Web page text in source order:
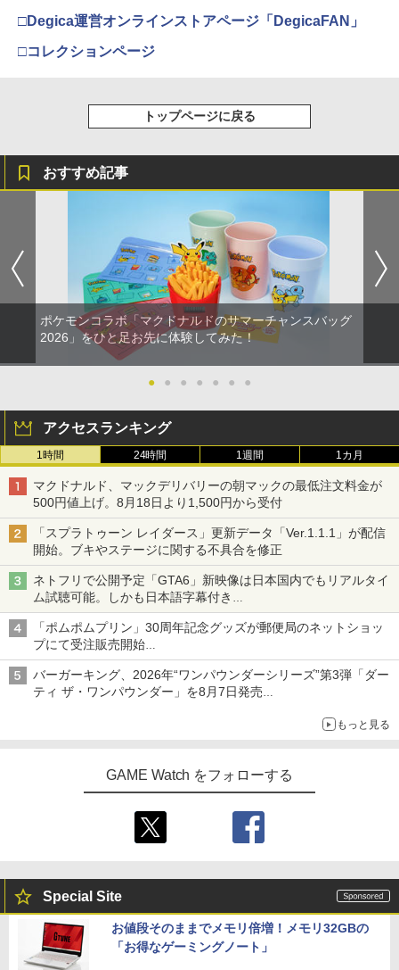
￥3,523
窩座再来 完全生産限定版 [Blu-ray]
【Amazon.co.jp限定】劇場版モノノ怪
第三章 蛇神 (オリジナル特典:オリジナル
巾着＋メーカー特典:【坤と離】二振りの
剣、十翼より来たる！スタジオ描き下ろ
しイラストボード付) [DVD]
￥8,800
□Degica運営オンラインストアページ「DegicaFAN」
□コレクションページ
トップページに戻る
おすすめ記事
ポケモンコラボ「マクドナルドのサマーチャンスバッグ
2026」をひと足お先に体験してみた！
● ● ● ● ● ● ●
アクセスランキング
1時間 24時間 1週間 1カ月
マクドナルド、マックデリバリーの朝マックの最低注文料金が
500円値上げ。8月18日より1,500円から受付
「スプラトゥーン レイダース」更新データ「Ver.1.1.1」が配信
開始。ブキやステージに関する不具合を修正
ネトフリで公開予定「GTA6」新映像は日本国内でもリアルタイ
ム試聴可能。しかも日本語字幕付き
Netflixから公式回答あり
「ポムポムプリン」30周年記念グッズが郵便局のネットショッ
プにて受注販売開始
「おもちもちもちクッション」など今年だけの限定商品が登場
バーガーキング、2026年“ワンパウンダーシリーズ”第3弾「ダー
ティ ザ・ワンパウンダー」を8月7日発売
もっと見る
GAME Watch をフォローする
Special Site
お値段そのままでメモリ倍増！メモリ32GBの
「お得なゲーミングノート」